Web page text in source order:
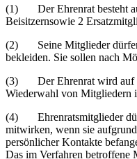
(1) Der Ehrenrat besteht
Beisitzernsowie 2
(2) Seine Mitglieder dürfen
bekleiden. Sie sollen nach
(3) Der Ehrenrat wird auf
Wiederwahl von Mitgliedern
(4) Ehrenratsmitglieder
mitwirken, wenn sie
persönlicher Kontakte
Das im Verfahren betroffene